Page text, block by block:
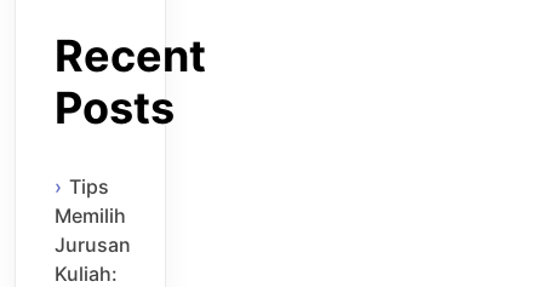
Recent
Posts
Tips
Memilih
Jurusan
Kuliah: